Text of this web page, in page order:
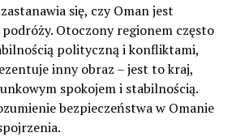
się, czy Oman jest
Otoczony regionem często
polityczną i konfliktami,
inny obraz – jest to kraj,
spokojem i stabilnością.
bezpieczeństwa w Omanie